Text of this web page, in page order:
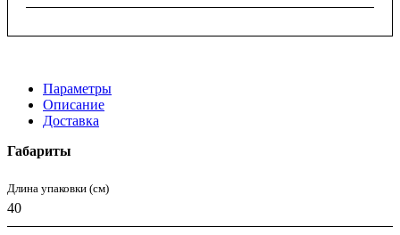
Параметры
Описание
Доставка
Габариты
Длина упаковки (см)
40